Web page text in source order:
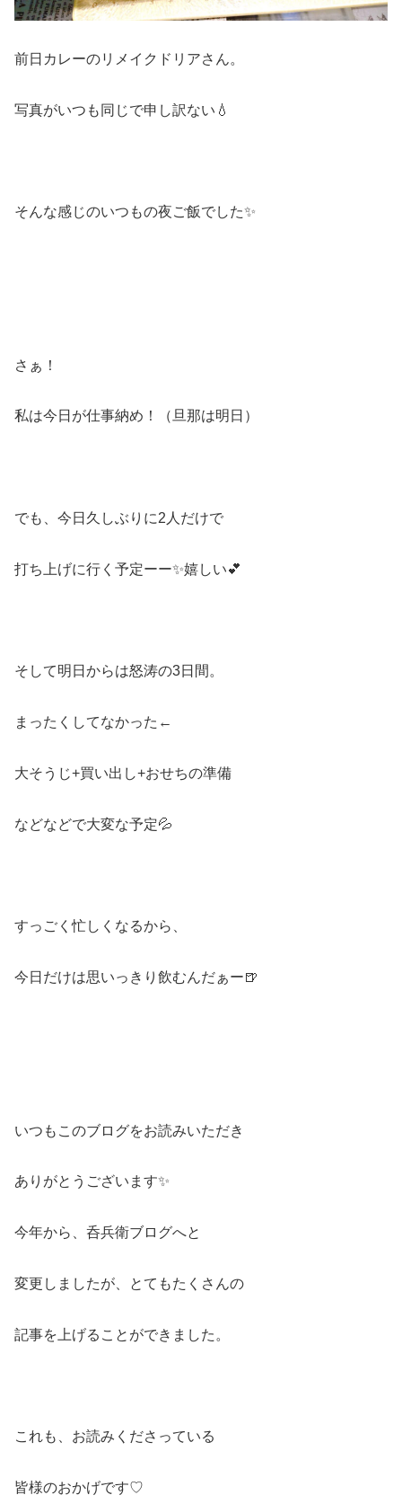
前日カレーのリメイクドリアさん。
写真がいつも同じで申し訳ない💧
そんな感じのいつもの夜ご飯でした✨
さぁ！
私は今日が仕事納め！（旦那は明日）
でも、今日久しぶりに2人だけで
打ち上げに行く予定ーー✨嬉しい💕
そして明日からは怒涛の3日間。
まったくしてなかった←
大そうじ+買い出し+おせちの準備
などなどで大変な予定💦
すっごく忙しくなるから、
今日だけは思いっきり飲むんだぁー🍺
いつもこのブログをお読みいただき
ありがとうございます✨
今年から、呑兵衛ブログへと
変更しましたが、とてもたくさんの
記事を上げることができました。
これも、お読みくださっている
皆様のおかげです♡